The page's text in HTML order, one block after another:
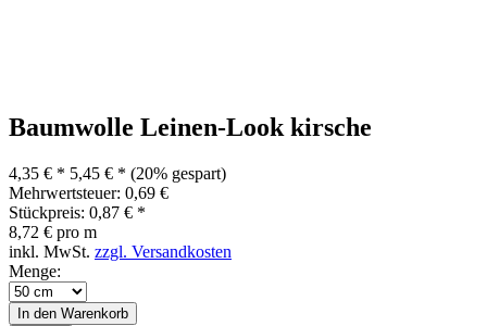
Baumwolle Leinen-Look kirsche
4,35 € * 5,45 € * (20% gespart)
Mehrwertsteuer: 0,69 €
Stückpreis: 0,87 € *
8,72 € pro m
inkl. MwSt. zzgl. Versandkosten
Menge:
In den Warenkorb